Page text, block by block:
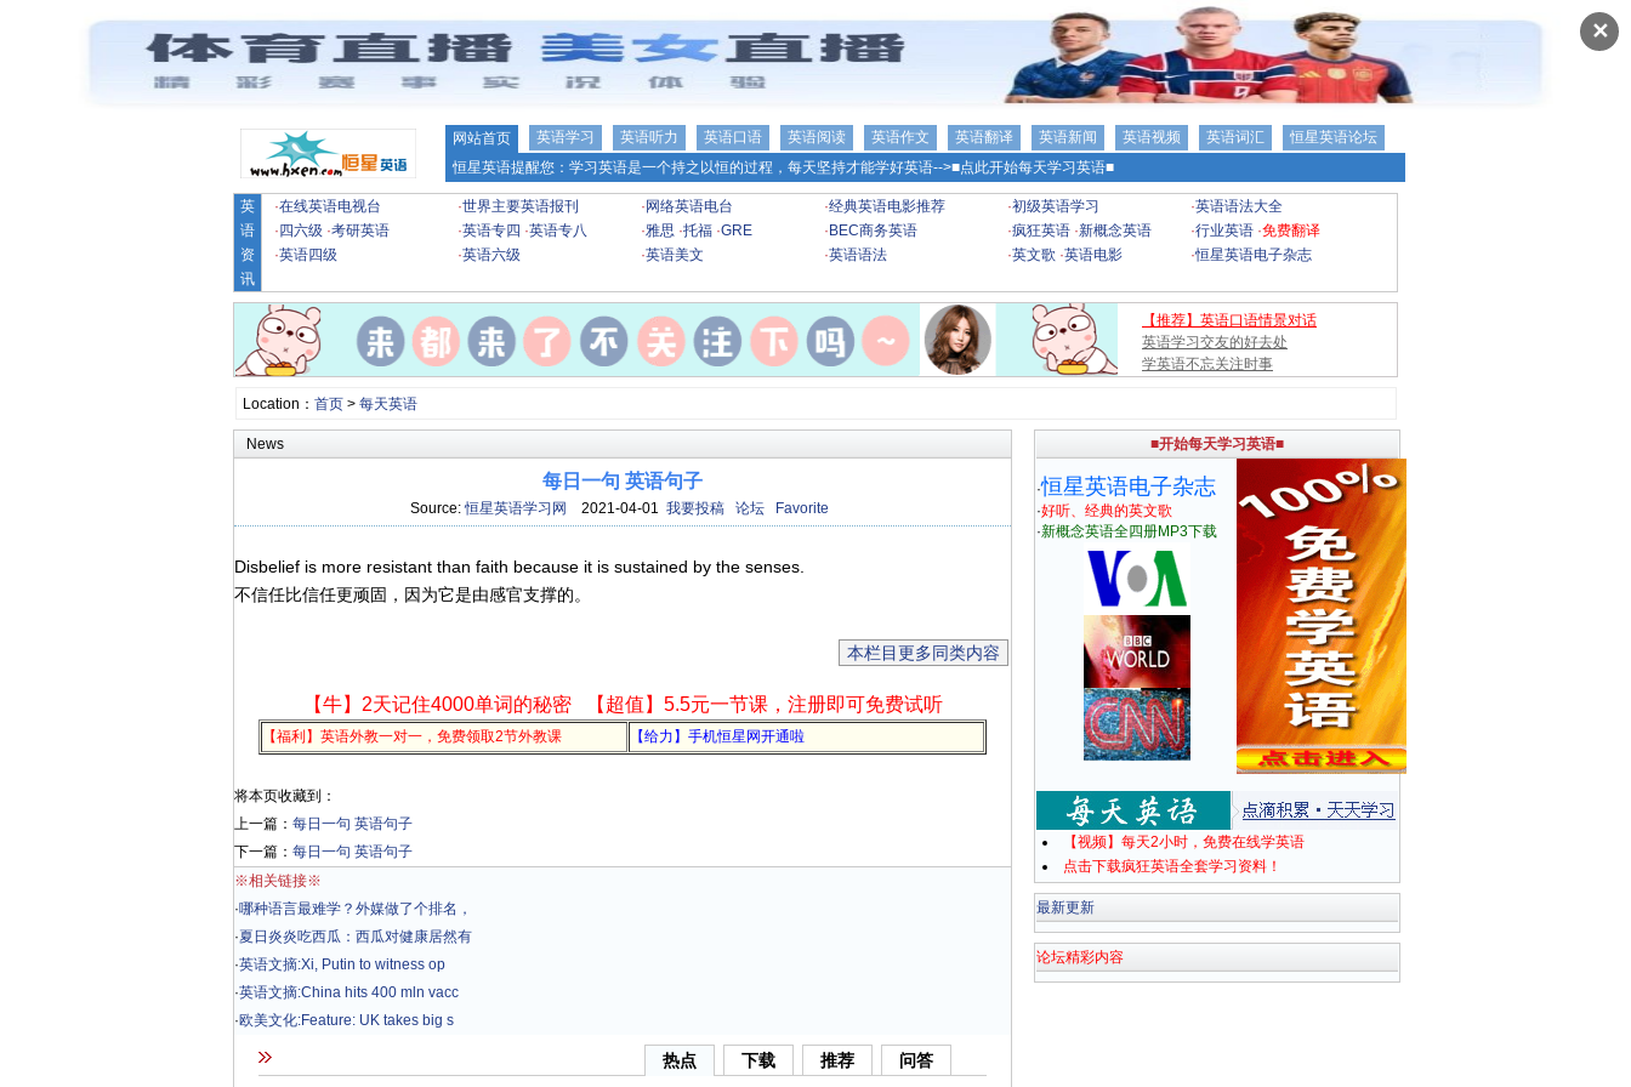
✕
网站首页 英语学习 英语听力 英语口语 英语阅读 英语作文 英语翻译 英语新闻 英语视频 英语词汇
恒星英语论坛
恒星英语提醒您：学习英语是一个持之以恒的过程，每天坚持才能学好英语-->■点此开始每天学习英语■
英
语
资
讯
·在线英语电视台 ·世界主要英语报刊 · 网络英语电台 ·经典英语电影推荐 ·初级英语学习 ·英语语法大全
· 四六级 ·考研英语 ·英语专四 ·英语专八 ·雅思 ·托福 ·GRE · BEC商务英语 ·疯狂英语 ·新概念英语 ·行业英语 ·免费翻译
·英语四级 ·英语六级 ·英语美文 ·英语语法 ·英文歌 ·英语电影 ·恒星英语电子杂志
【推荐】英语口语情景对话
英语学习交友的好去处
学英语不忘关注时事
Location： 首页> 每天英语
News
每日一句 英语句子
Source:恒星英语学习网 2021-04-01 我要投稿 论坛 Favorite
Disbelief is more resistant than faith because it is sustained by the senses.
不信任比信任更顽固，因为它是由感官支撑的。
本栏目更多同类内容
【牛】2天记住4000单词的秘密 【超值】5.5元一节课，注册即可免费试听
【福利】英语外教一对一，免费领取2节外教课 【给力】手机恒星网开通啦
将本页收藏到：
上一篇： 每日一句 英语句子
下一篇： 每日一句 英语句子
※相关链接※
·哪种语言最难学？外媒做了个排名，
·夏日炎炎吃西瓜：西瓜对健康居然有
·英语文摘:Xi, Putin to witness op
·英语文摘:China hits 400 mln vacc
·欧美文化:Feature: UK takes big s
热点 下载 推荐 问答
■开始每天学习英语■
·恒星英语电子杂志
·好听、经典的英文歌
·新概念英语全四册MP3下载
【视频】每天2小时，免费在线学英语
点击下载疯狂英语全套学习资料！
最新更新
论坛精彩内容